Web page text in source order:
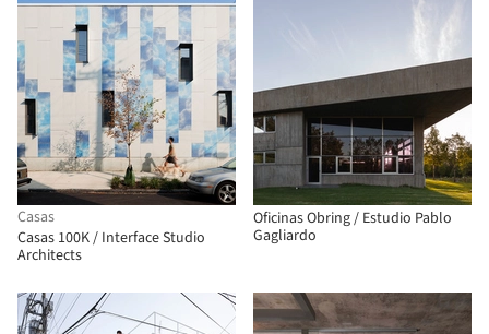
Casas
Casas 100K / Interface Studio
Architects
Oficinas Obring / Estudio Pablo
Gagliardo